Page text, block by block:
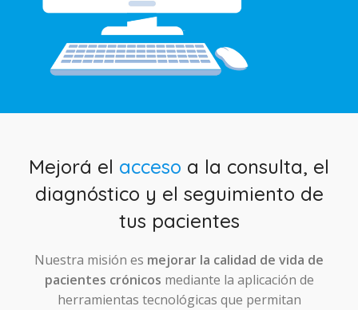
Mejorá el acceso a la consulta, el
diagnóstico y el seguimiento de
tus pacientes
Nuestra misión es mejorar la calidad de vida de
pacientes crónicos mediante la aplicación de
herramientas tecnológicas que permitan